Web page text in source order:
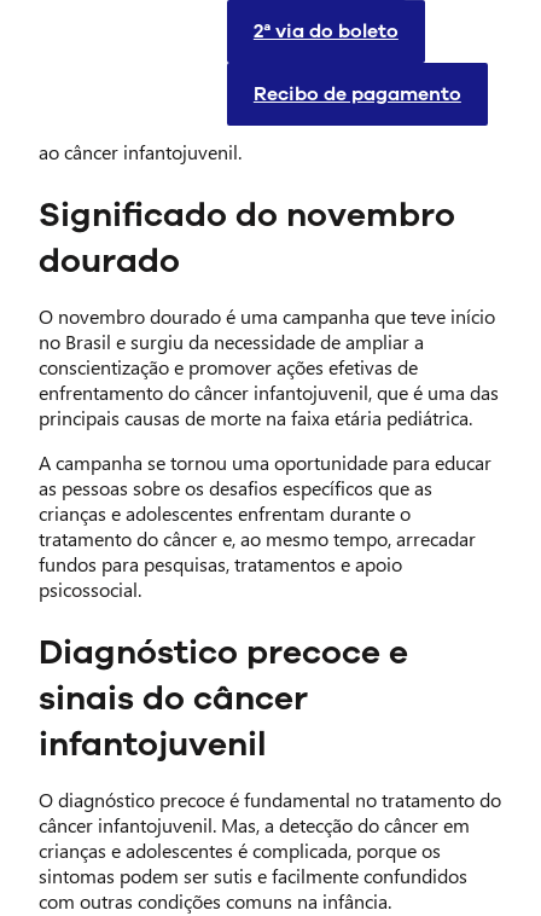
2ª via do boleto
Recibo de pagamento
desses movimentos é o “Novembro Dourado”, uma
iniciativa que busca sensibilizar a sociedade em relação
ao câncer infantojuvenil.
Significado do novembro
dourado
O novembro dourado é uma campanha que teve início
no Brasil e surgiu da necessidade de ampliar a
conscientização e promover ações efetivas de
enfrentamento do câncer infantojuvenil, que é uma das
principais causas de morte na faixa etária pediátrica.
A campanha se tornou uma oportunidade para educar
as pessoas sobre os desafios específicos que as
crianças e adolescentes enfrentam durante o
tratamento do câncer e, ao mesmo tempo, arrecadar
fundos para pesquisas, tratamentos e apoio
psicossocial.
Diagnóstico precoce e
sinais do câncer
infantojuvenil
O diagnóstico precoce é fundamental no tratamento do
câncer infantojuvenil. Mas, a detecção do câncer em
crianças e adolescentes é complicada, porque os
sintomas podem ser sutis e facilmente confundidos
com outras condições comuns na infância.